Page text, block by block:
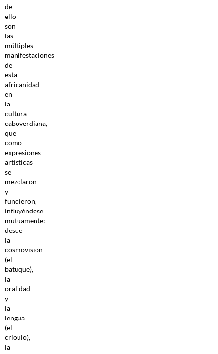
de
ello
son
las
múltiples
manifestaciones
de
esta
africanidad
en
la
cultura
caboverdiana,
que
como
expresiones
artísticas
se
mezclaron
y
fundieron,
influyéndose
mutuamente:
desde
la
cosmovisión
(el
batuque),
la
oralidad
y
la
lengua
(el
crioulo),
la